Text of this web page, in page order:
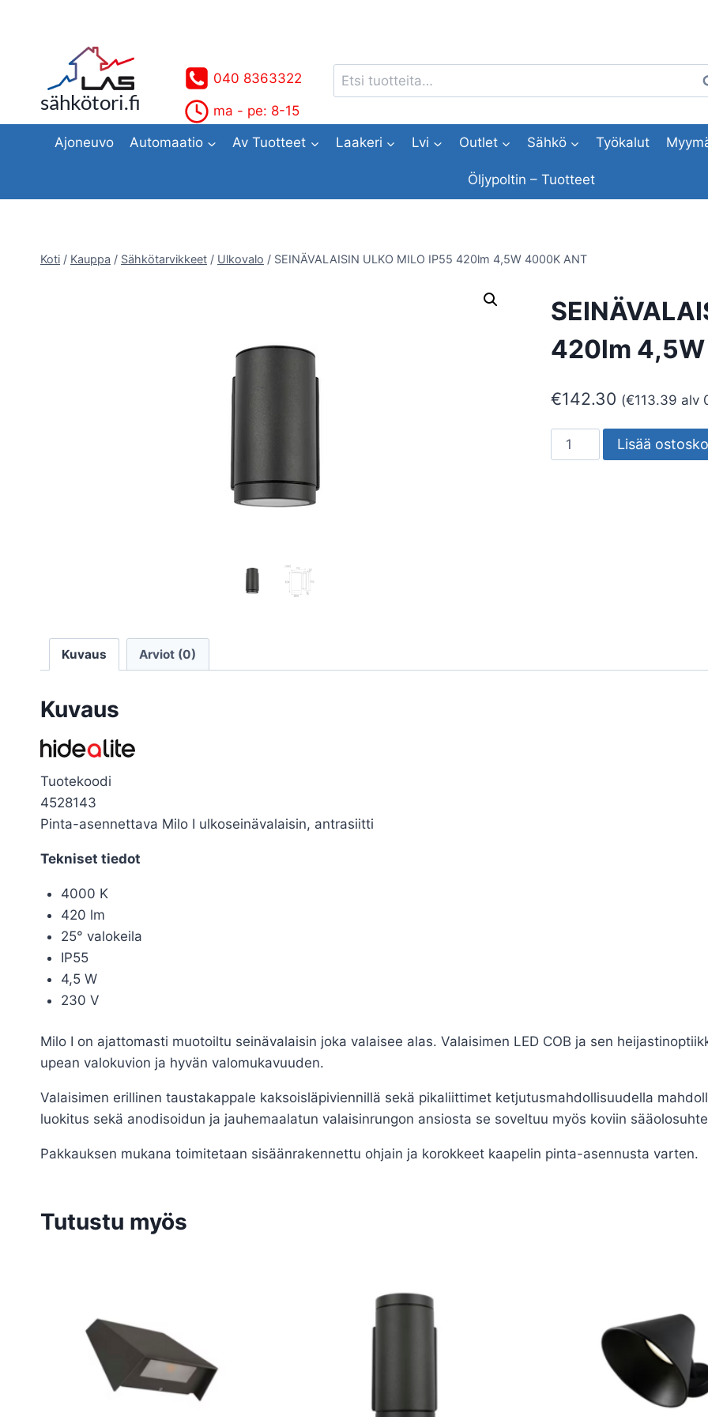
sähkötori.fi
040 8363322
ma - pe: 8-15
Etsi:
Ajoneuvo Automaatio Av Tuotteet Laakeri Lvi Outlet Sähkö Työkalut
Öljypoltin – Tuotteet
Koti / Kauppa / Sähkötarvikkeet / Ulkovalo / SEINÄVALAISIN ULKO MILO IP55 420lm 4,5W 4000K ANT
420lm
€142.30 (€113.39 alv
SEINÄVALAISIN
ULKO
Lisää
Kuvaus Arviot (0)
Kuvaus
Tuotekoodi
4528143
Pinta-asennettava Milo I ulkoseinävalaisin, antrasiitti
Tekniset tiedot
4000 K
420 lm
25° valokeila
IP55
4,5 W
230 V
Milo I on ajattomasti muotoiltu seinävalaisin joka valaisee alas. Valaisimen LED COB ja sen
upean valokuvion ja hyvän valomukavuuden.
Valaisimen erillinen taustakappale kaksoisläpiviennillä sekä pikaliittimet ketjutusmahdollisuudella
luokitus sekä anodisoidun ja jauhemaalatun valaisinrungon ansiosta se soveltuu myös koviin
Pakkauksen mukana toimitetaan sisäänrakennettu ohjain ja korokkeet kaapelin pinta-asennusta varten.
Tutustu myös